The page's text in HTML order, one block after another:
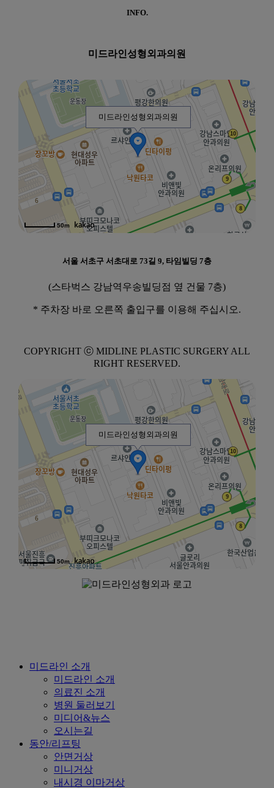
INFO.
미드라인성형외과의원
미드라인성형외과의원
50m
서울 서초구 서초대로 73길 9, 타임빌딩 7층
(스타벅스 강남역우송빌딩점 옆 건물 7층)
* 주차장 바로 오른쪽 출입구를 이용해 주십시오.
COPYRIGHT ⓒ MIDLINE PLASTIC SURGERY ALL
RIGHT RESERVED.
미드라인성형외과의원
50m
Close
미드라인 소개
미드라인 소개
의료진 소개
병원 둘러보기
미디어&뉴스
오시는길
동안/리프팅
안면거상
미니거상
내시경 이마거상